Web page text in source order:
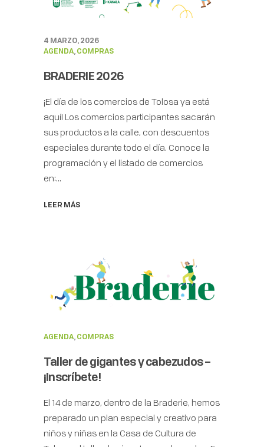
4 MARZO, 2026
AGENDA,COMPRAS
BRADERIE 2026
¡El día de los comercios de Tolosa ya está
aquí! Los comercios participantes sacarán
sus productos a la calle, con descuentos
especiales durante todo el día. Conoce la
programación y el listado de comercios
en:...
LEER MÁS
AGENDA,COMPRAS
Taller de gigantes y cabezudos –
¡Inscríbete!
El 14 de marzo, dentro de la Braderie, hemos
preparado un plan especial y creativo para
niños y niñas en la Casa de Cultura de